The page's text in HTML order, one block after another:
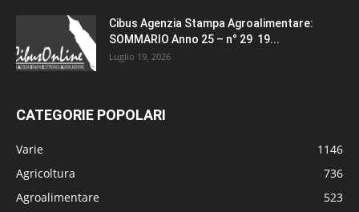
Cibus Agenzia Stampa Agroalimentare:
SOMMARIO Anno 25 – n° 29 19...
Luglio 19, 2026
CATEGORIE POPOLARI
Varie
1146
Agricoltura
736
Agroalimentare
523